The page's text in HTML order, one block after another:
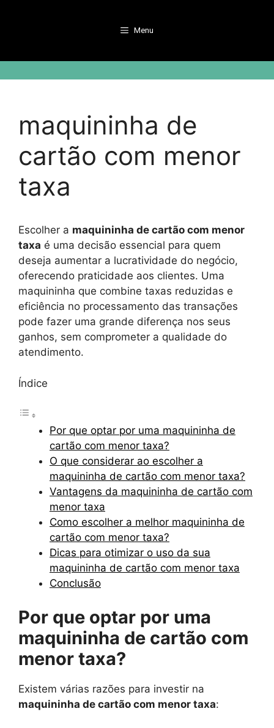
Menu
maquininha de
cartão com menor
taxa
Escolher a maquininha de cartão com menor
taxa é uma decisão essencial para quem
deseja aumentar a lucratividade do negócio,
oferecendo praticidade aos clientes. Uma
maquininha que combine taxas reduzidas e
eficiência no processamento das transações
pode fazer uma grande diferença nos seus
ganhos, sem comprometer a qualidade do
atendimento.
Índice
Por que optar por uma maquininha de
cartão com menor taxa?
O que considerar ao escolher a
maquininha de cartão com menor taxa?
Vantagens da maquininha de cartão com
menor taxa
Como escolher a melhor maquininha de
cartão com menor taxa?
Dicas para otimizar o uso da sua
maquininha de cartão com menor taxa
Conclusão
Por que optar por uma
maquininha de cartão com
menor taxa?
Existem várias razões para investir na
maquininha de cartão com menor taxa: